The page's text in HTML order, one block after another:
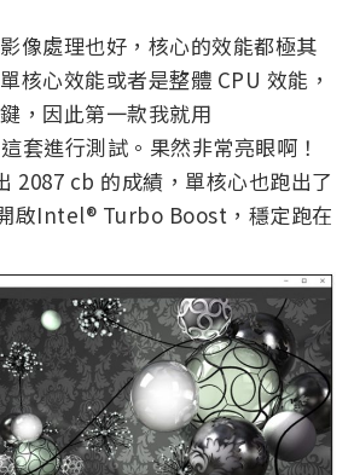
像處理也好，核心的效能都極其
核心效能或者是整體 CPU 效能，
，因此第一款我就用
套進行測試。果然非常亮眼啊！
2087 cb 的成績，單核心也跑出了
啟Intel® Turbo Boost，穩定跑在